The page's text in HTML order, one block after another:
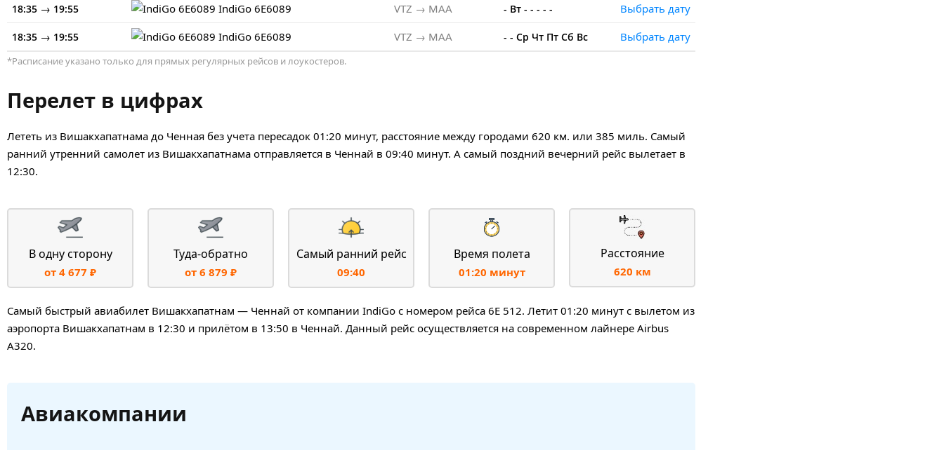
18:35 → 19:55 IndiGo6E6089 VTZ → MAA - Вт - - - - - Выбрать дату
18:35 → 19:55 IndiGo6E6089 VTZ → MAA - - Ср Чт Пт Сб Вс Выбрать дату
*Расписание указано только для прямых регулярных рейсов и лоукостеров.
Перелет в цифрах
Лететь из Вишакхапатнама до Ченная без учета пересадок 01:20 минут, расстояние между городами 620 км. или 385 миль. Самый
ранний утренний самолет из Вишакхапатнама отправляется в Ченнай в 09:40 минут. А самый поздний вечерний рейс вылетает в
12:30.
В одну сторону
от 4 677 ₽
Туда-обратно
от 6 879 ₽
Самый ранний рейс
09:40
Время полета
01:20 минут
Расстояние
620 км
Самый быстрый авиабилет Вишакхапатнам — Ченнай от компании IndiGo с номером рейса 6E 512. Летит 01:20 минут с вылетом из
аэропорта Вишакхапатнам в 12:30 и прилётом в 13:50 в Ченнай. Данный рейс осуществляется на современном лайнере Airbus
A320.
Авиакомпании